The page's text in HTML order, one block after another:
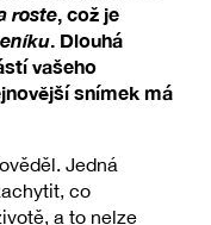
roste , což je
. Dlouhá
vašeho
snímek má
Jedná
co
a to nelze